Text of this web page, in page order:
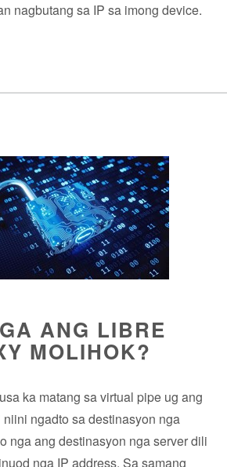
nagbutang sa IP sa imong device.
ANG LIBRE
MOLIHOK?
ka matang sa virtual pipe ug ang
ngadto sa destinasyon nga
nga ang destinasyon nga server dili
nga IP address. Sa samang